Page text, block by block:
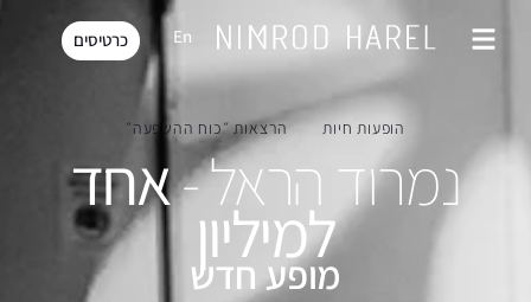
En כרטיסים
הופעות חיות הרצאות ״כוח ההשפעה״
נמרוד הראל -אחד
למיליון
מופע חדש